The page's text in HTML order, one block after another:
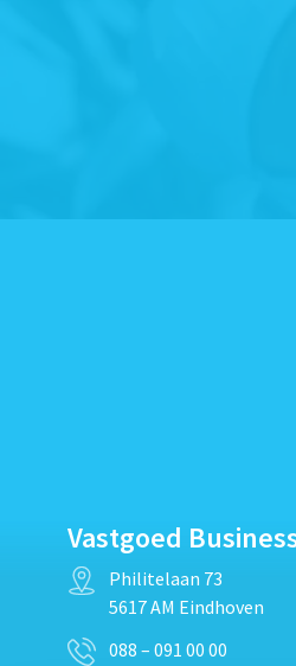
Vastgoed
Philitelaan 73
5617 AM Eindhoven
088 – 091 00 00